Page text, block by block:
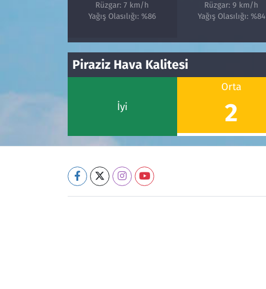
Rüzgar: 7 km/h
Yağış Olasılığı: %86
Rüzgar: 9 km/h
Yağış Olasılığı: %84
Piraziz Hava Kalitesi
İyi
Orta
2